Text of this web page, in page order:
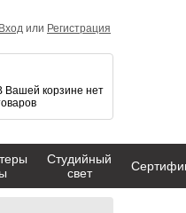
Вход или Регистрация
Вашей корзине нет
Студийный
свет